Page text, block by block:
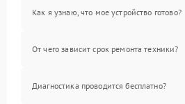
Как я узнаю, что мое устройство готово?
От чего зависит срок ремонта техники?
Диагностика проводится бесплатно?